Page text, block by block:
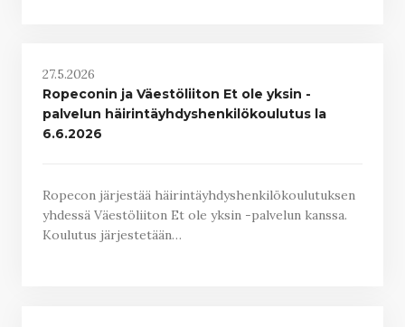
27.5.2026
Ropeconin ja Väestöliiton Et ole yksin -
palvelun häirintäyhdyshenkilökoulutus la
6.6.2026
Ropecon järjestää häirintäyhdyshenkilökoulutuksen
yhdessä Väestöliiton Et ole yksin -palvelun kanssa.
Koulutus järjestetään…